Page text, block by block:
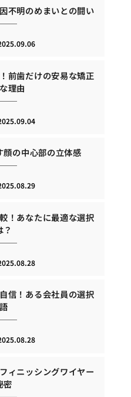
不明のめまいとの闘い
前歯だけの安易な矯正
理由
の中心部の立体感
！あなたに最適な選択
？
信！ある会社員の選択
ィニッシングワイヤー
密